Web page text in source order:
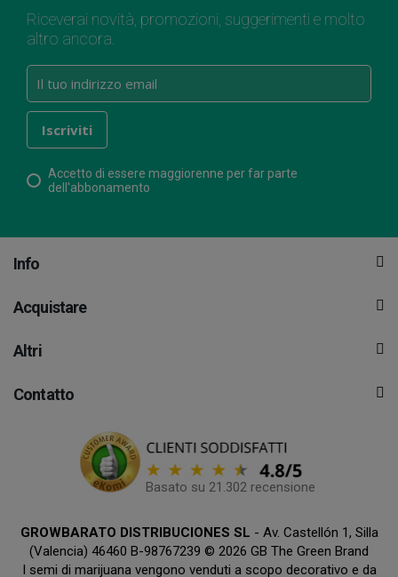
Riceverai novità, promozioni, suggerimenti e molto
altro ancora.
Accetto di essere maggiorenne per far parte
dell'abbonamento
Info
Acquistare
Altri
Contatto
Basato su 21.302 recensione
GROWBARATO DISTRIBUCIONES SL - Av. Castellón 1, Silla
(Valencia) 46460 B-98767239 © 2026 GB The Green Brand
I semi di marijuana vengono venduti a scopo decorativo e da